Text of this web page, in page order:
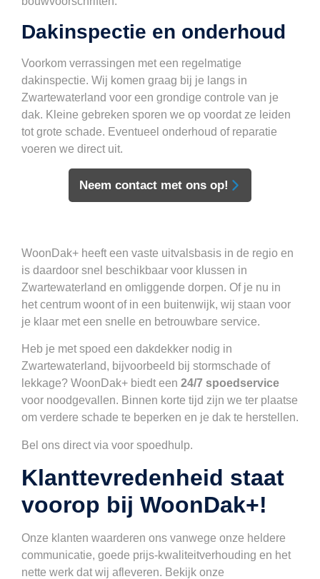
Dakinspectie en onderhoud
Voorkom verrassingen met een regelmatige
dakinspectie. Wij komen graag bij je langs in
Zwartewaterland voor een grondige controle van je
dak. Kleine gebreken sporen we op voordat ze leiden
tot grote schade. Eventueel onderhoud of reparatie
voeren we direct uit.
Neem contact met ons op!
WoonDak+ heeft een vaste uitvalsbasis in de regio en
is daardoor snel beschikbaar voor klussen in
Zwartewaterland en omliggende dorpen. Of je nu in
het centrum woont of in een buitenwijk, wij staan voor
je klaar met een snelle en betrouwbare service.
Heb je met spoed een dakdekker nodig in
Zwartewaterland, bijvoorbeeld bij stormschade of
lekkage? WoonDak+ biedt een 24/7 spoedservice
voor noodgevallen. Binnen korte tijd zijn we ter plaatse
om verdere schade te beperken en je dak te herstellen.
Bel ons direct via voor spoedhulp.
Klanttevredenheid staat
voorop bij WoonDak+!
Onze klanten waarderen ons vanwege onze heldere
communicatie, goede prijs-kwaliteitverhouding en het
nette werk dat wij afleveren. Bekijk onze